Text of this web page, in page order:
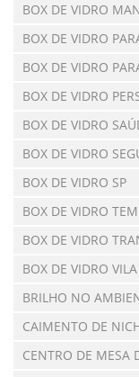
BOX DE VIDRO
BOX DE VIDRO
BOX DE VIDRO
BOX DE VIDRO
BOX DE VIDRO
BOX DE VIDRO
BOX DE VIDRO SP
BOX DE VIDRO
BOX DE VIDRO
BOX DE VIDRO
BRILHO NO
CAIMENTO DE
CENTRO DE MESA